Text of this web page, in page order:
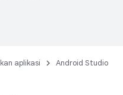
aplikasi
Android Studio